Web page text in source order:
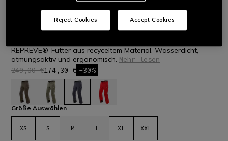
LETZTE GRÖSSEN
ONIRA AEROSENSE-DRY - TECHNISCHE
SKIHOSE HERREN
REPREVE®-Futter aus recyceltem Material. Wasserdicht,
atmungsaktiv und ergonomisch. Mehr lesen
249,00 €174,30 € -30%
ausgewählt
Größe Auswählen
XS S M L XL XXL
Reject Cookies Accept Cookies